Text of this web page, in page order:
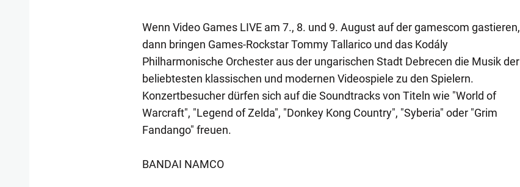
Wenn Video Games LIVE am 7., 8. und 9. August auf der gamescom gastieren,
dann bringen Games-Rockstar Tommy Tallarico und das Kodály
Philharmonische Orchester aus der ungarischen Stadt Debrecen die Musik der
beliebtesten klassischen und modernen Videospiele zu den Spielern.
Konzertbesucher dürfen sich auf die Soundtracks von Titeln wie "World of
Warcraft", "Legend of Zelda", "Donkey Kong Country", "Syberia" oder "Grim
Fandango" freuen.
BANDAI NAMCO